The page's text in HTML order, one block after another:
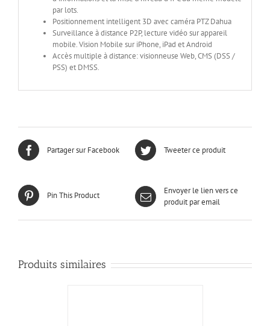
par lots.
Positionnement intelligent 3D avec caméra PTZ Dahua
Surveillance à distance P2P, lecture vidéo sur appareil
mobile. Vision Mobile sur iPhone, iPad et Android
Accès multiple à distance: visionneuse Web, CMS (DSS /
PSS) et DMSS.
Partager sur Facebook Tweeter ce produit
Pin This Product
Envoyer le lien vers ce
produit par email
Produits similaires